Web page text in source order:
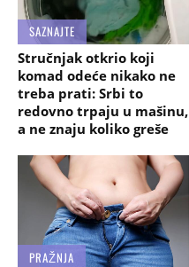
SAZNAJTE
Stručnjak otkrio koji
komad odeće nikako ne
treba prati: Srbi to
redovno trpaju u mašinu,
a ne znaju koliko greše
PRAŽNJA